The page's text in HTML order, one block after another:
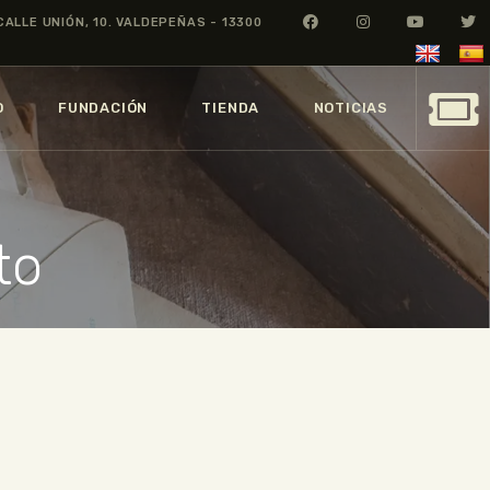
UNIÓN, 10. VALDEPEÑAS - 13300
FUNDACIÓN TIENDA NOTICIAS